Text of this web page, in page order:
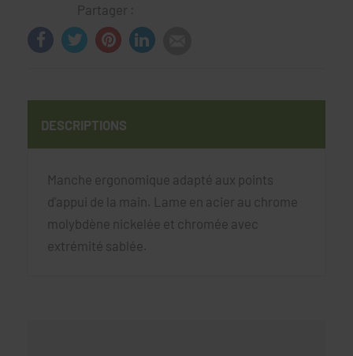
Partager :
DESCRIPTIONS
Manche ergonomique adapté aux points
d'appui de la main. Lame en acier au chrome
molybdène nickelée et chromée avec
extrémité sablée.